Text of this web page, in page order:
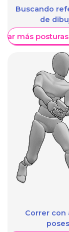
Buscando
de
más
Correr con
poses